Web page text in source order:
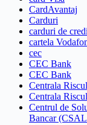
CardAvantaj
Carduri
carduri de
cartela
cec
CEC Bank
CEC Bank
Centrala
Centrala
Centrul de
Bancar